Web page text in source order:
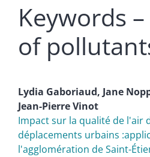
Keywords
of
Lydia Gaboriaud, Jane
Jean-PierreVinot
Impact sur la qualité de l'air
déplacements urbains
l'agglomération de Saint-